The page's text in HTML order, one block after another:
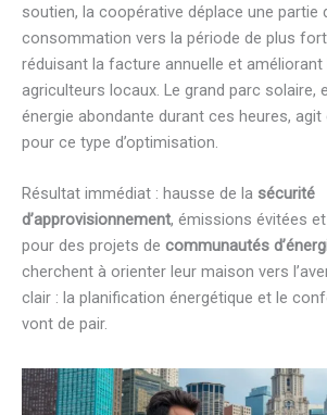
soutien, la coopérative déplace une partie
consommation vers la période de plus
réduisant la facture annuelle et
agriculteurs locaux. Le grand parc solaire,
énergie abondante durant ces heures,
pour ce type d’optimisation.
Résultat immédiat : hausse de la sécurité
d’approvisionnement, émissions évitées
pour des projets de communautés
cherchent à orienter leur maison vers
clair : la planification énergétique et le
vont de pair.